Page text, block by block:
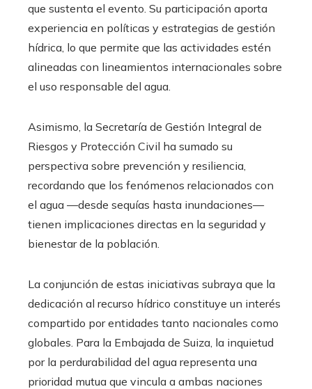
que sustenta el evento. Su participación aporta
experiencia en políticas y estrategias de gestión
hídrica, lo que permite que las actividades estén
alineadas con lineamientos internacionales sobre
el uso responsable del agua.
Asimismo, la Secretaría de Gestión Integral de
Riesgos y Protección Civil ha sumado su
perspectiva sobre prevención y resiliencia,
recordando que los fenómenos relacionados con
el agua —desde sequías hasta inundaciones—
tienen implicaciones directas en la seguridad y
bienestar de la población.
La conjunción de estas iniciativas subraya que la
dedicación al recurso hídrico constituye un interés
compartido por entidades tanto nacionales como
globales. Para la Embajada de Suiza, la inquietud
por la perdurabilidad del agua representa una
prioridad mutua que vincula a ambas naciones